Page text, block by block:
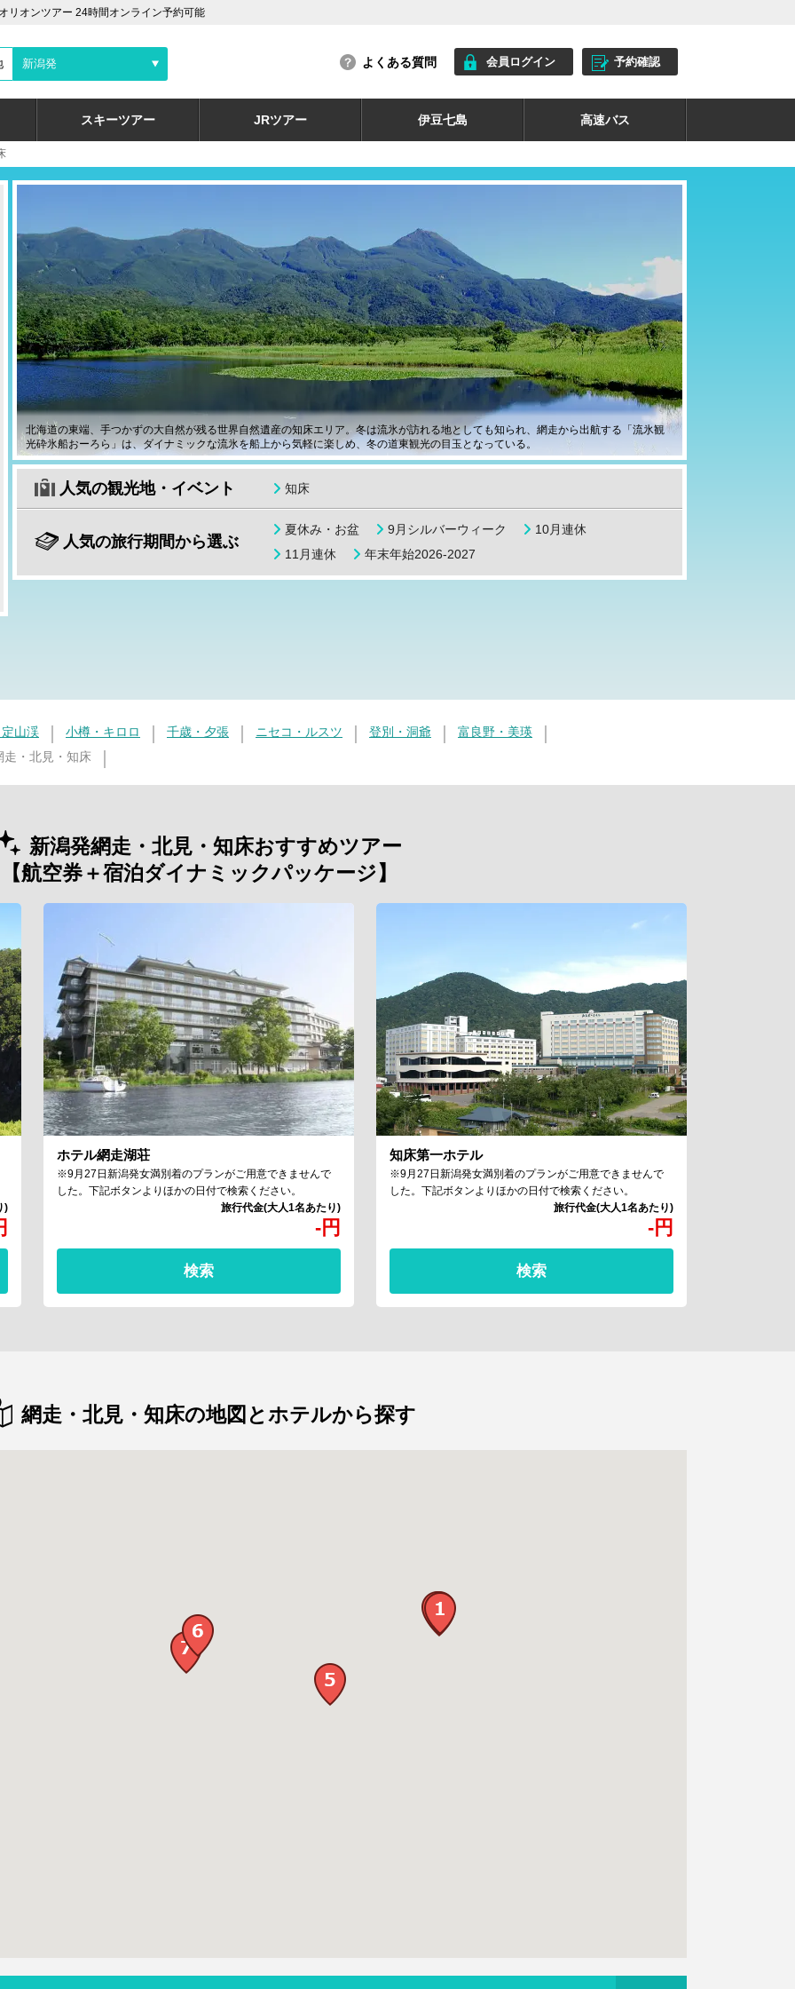
リオンツアー 24時間オンライン予約可能
新潟発 よくある質問 会員ログイン 予約確認
スキーツアー JRツアー 伊豆七島 高速バス
北海道の東端、手つかずの大自然が残る世界自然遺産の知床エリア。冬は流氷が訪れる地としても知られ、網走から出航する「流氷観
光砕氷船おーろら」は、ダイナミックな流氷を船上から気軽に楽しめ、冬の道東観光の目玉となっている。
人気の観光地・イベント 知床
人気の旅行期間から選ぶ
夏休み・お盆 9月シルバーウィーク
10月連休
11月連休
年末年始2026-2027
山渓 小樽・キロロ 千歳・夕張 ニセコ・ルスツ 登別・洞爺
富良野・美瑛
走・北見・知床
新潟発網走・北見・知床おすすめツアー
【航空券＋宿泊ダイナミックパッケージ】
ホテル網走湖荘
-円
※9月27日新潟発女満別着のプランがご用意できませんで
した。下記ボタンよりほかの日付で検索ください。
検索
知床第一ホテル
-円
※9月27日新潟発女満別着のプランがご用意できませんで
した。下記ボタンよりほかの日付で検索ください。
検索
網走・北見・知床の地図とホテルから探す